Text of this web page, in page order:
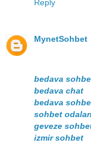
Reply
MynetSohbet
bedava
bedava chat
bedava
sohbet
geveze
izmir sohbet